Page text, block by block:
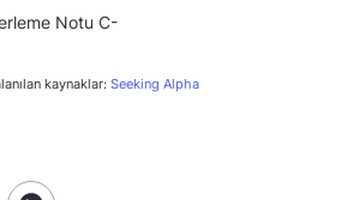
Notu C-
kaynaklar: Seeking Alpha